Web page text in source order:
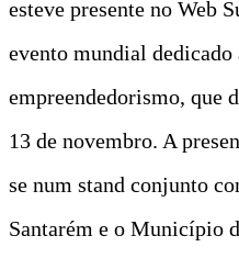
esteve presente no Web
evento mundial
empreendedorismo, que
13 de novembro. A
se num stand conjunto
Santarém e o Município